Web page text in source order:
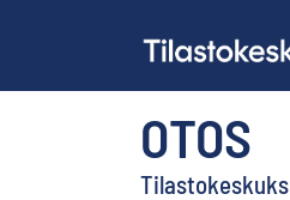
OTOS